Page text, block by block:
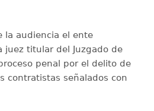
la audiencia el ente
juez titular del Juzgado de
penal por el delito de
contratistas señalados con